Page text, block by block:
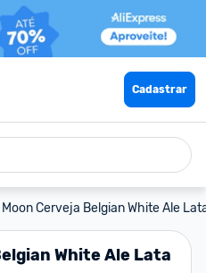
Cadastrar
Moon Cerveja Belgian White Ale
White Ale Lata